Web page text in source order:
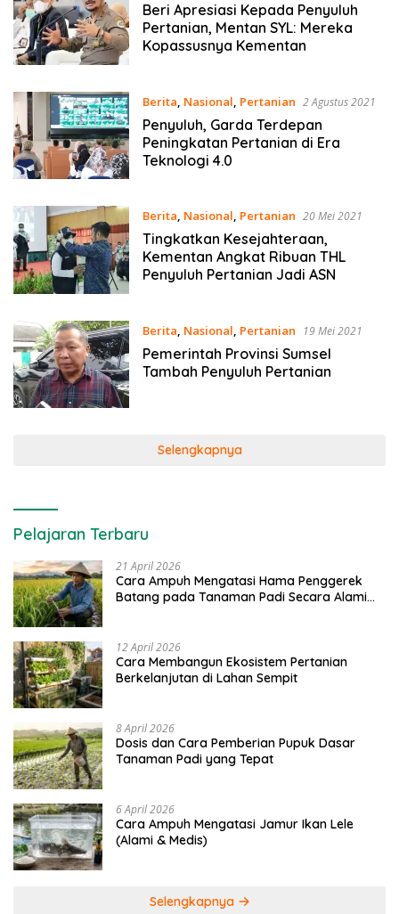
Beri Apresiasi Kepada Penyuluh
Pertanian, Mentan SYL: Mereka
Kopassusnya Kementan
Berita, Nasional, Pertanian 2 Agustus 2021
Penyuluh, Garda Terdepan
Peningkatan Pertanian di Era
Teknologi 4.0
Berita, Nasional, Pertanian 20 Mei 2021
Tingkatkan Kesejahteraan,
Kementan Angkat Ribuan THL
Penyuluh Pertanian Jadi ASN
Berita, Nasional, Pertanian 19 Mei 2021
Pemerintah Provinsi Sumsel
Tambah Penyuluh Pertanian
Selengkapnya
Pelajaran Terbaru
21 April 2026
Cara Ampuh Mengatasi Hama Penggerek
Batang pada Tanaman Padi Secara Alami
12 April 2026
Cara Membangun Ekosistem Pertanian
Berkelanjutan di Lahan Sempit
8 April 2026
Dosis dan Cara Pemberian Pupuk Dasar
Tanaman Padi yang Tepat
6 April 2026
Cara Ampuh Mengatasi Jamur Ikan Lele
(Alami & Medis)
Selengkapnya